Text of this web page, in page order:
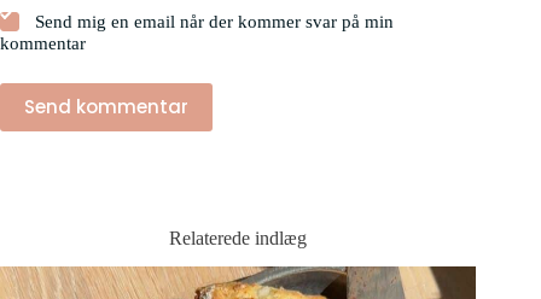
Send mig en email når der kommer svar på min
kommentar
Send kommentar
Relaterede indlæg